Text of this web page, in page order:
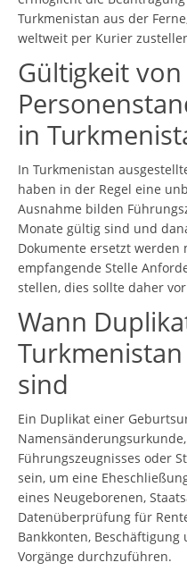
Turkmenistan aus der
weltweit per Kurier
Gültigkeit von
in
In Turkmenistan
haben in der Regel eine
Ausnahme bilden
Monate gültig sind und
Dokumente ersetzt werden
empfangende Stelle
stellen, dies sollte daher
Wann
sind
Ein Duplikat einer
Führungszeugnisses oder
sein, um eine
eines Neugeborenen,
Datenüberprüfung für
Bankkonten,
Vorgänge durchzuführen.